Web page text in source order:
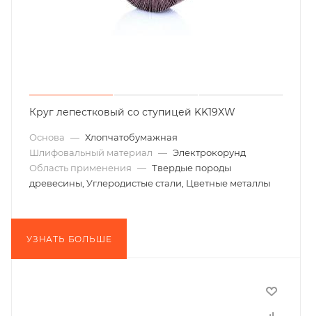
Круг лепестковый со ступицей KK19XW
Основа — Хлопчатобумажная
Шлифовальный материал — Электрокорунд
Область применения — Твердые породы
древесины, Углеродистые стали, Цветные металлы
УЗНАТЬ БОЛЬШЕ